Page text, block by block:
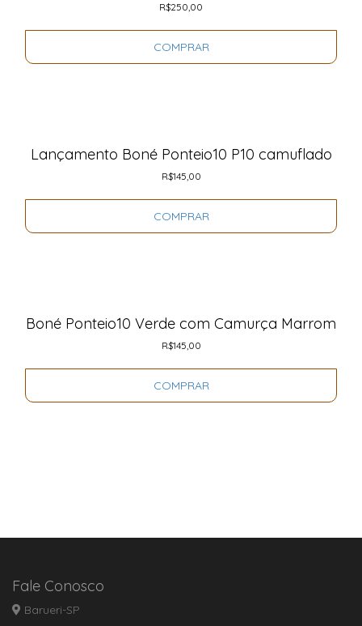
R$250,00
COMPRAR
Lançamento Boné Ponteio10 P10 camuflado
R$145,00
COMPRAR
Boné Ponteio10 Verde com Camurça Marrom
R$145,00
COMPRAR
Fale Conosco
Barueri-SP